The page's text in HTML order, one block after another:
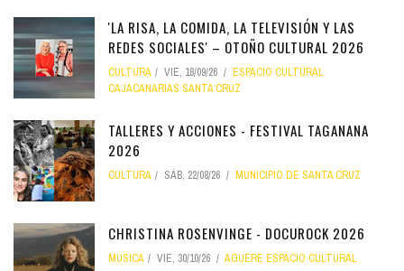
'LA RISA, LA COMIDA, LA TELEVISIÓN Y LAS
REDES SOCIALES' – OTOÑO CULTURAL 2026
CULTURA VIE, 18/09/26
ESPACIO CULTURAL
CAJACANARIAS SANTA CRUZ
TALLERES Y ACCIONES - FESTIVAL TAGANANA
2026
CULTURA SÁB, 22/08/26 MUNICIPIO DE SANTA CRUZ
CHRISTINA ROSENVINGE - DOCUROCK 2026
MÚSICA VIE, 30/10/26 AGUERE ESPACIO CULTURAL